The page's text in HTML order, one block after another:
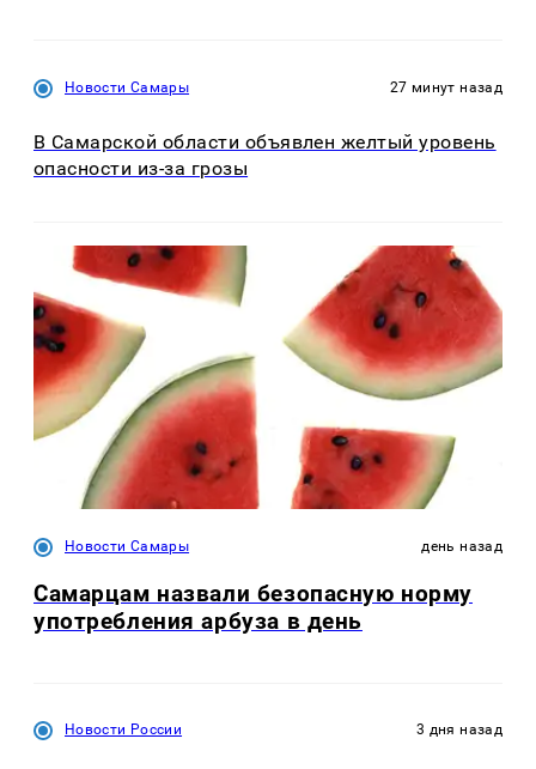
Новости Самары 27 минут назад
В Самарской области объявлен желтый уровень
опасности из-за грозы
Новости Самары день назад
Самарцам назвали безопасную норму
употребления арбуза в день
Новости России 3 дня назад